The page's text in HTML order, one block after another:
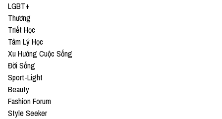
LGBT+
Thương
Triết Học
Tâm Lý Học
Xu Hướng Cuộc Sống
Đời Sống
Sport-Light
Beauty
Fashion Forum
Style Seeker